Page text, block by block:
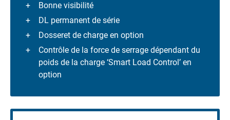
Bonne visibilité
DL permanent de série
Dosseret de charge en option
Contrôle de la force de serrage dépendant du
poids de la charge ‘Smart Load Control’ en
option